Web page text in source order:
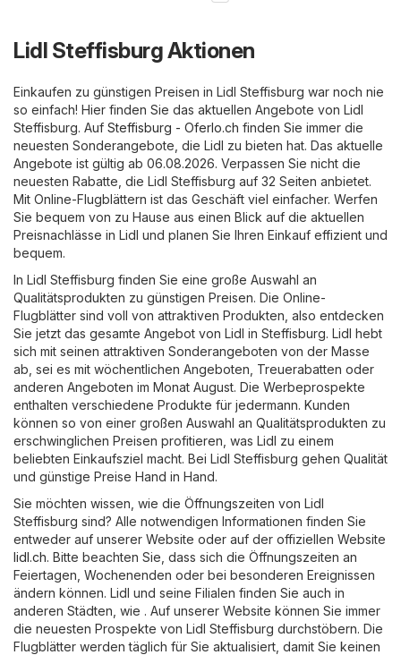
Lidl Steffisburg Aktionen
Einkaufen zu günstigen Preisen in Lidl Steffisburg war noch nie
so einfach! Hier finden Sie das aktuellen Angebote von Lidl
Steffisburg. Auf Steffisburg - Oferlo.ch finden Sie immer die
neuesten Sonderangebote, die Lidl zu bieten hat. Das aktuelle
Angebote ist gültig ab 06.08.2026. Verpassen Sie nicht die
neuesten Rabatte, die Lidl Steffisburg auf 32 Seiten anbietet.
Mit Online-Flugblättern ist das Geschäft viel einfacher. Werfen
Sie bequem von zu Hause aus einen Blick auf die aktuellen
Preisnachlässe in Lidl und planen Sie Ihren Einkauf effizient und
bequem.
In Lidl Steffisburg finden Sie eine große Auswahl an
Qualitätsprodukten zu günstigen Preisen. Die Online-
Flugblätter sind voll von attraktiven Produkten, also entdecken
Sie jetzt das gesamte Angebot von Lidl in Steffisburg. Lidl hebt
sich mit seinen attraktiven Sonderangeboten von der Masse
ab, sei es mit wöchentlichen Angeboten, Treuerabatten oder
anderen Angeboten im Monat August. Die Werbeprospekte
enthalten verschiedene Produkte für jedermann. Kunden
können so von einer großen Auswahl an Qualitätsprodukten zu
erschwinglichen Preisen profitieren, was Lidl zu einem
beliebten Einkaufsziel macht. Bei Lidl Steffisburg gehen Qualität
und günstige Preise Hand in Hand.
Sie möchten wissen, wie die Öffnungszeiten von Lidl
Steffisburg sind? Alle notwendigen Informationen finden Sie
entweder auf unserer Website oder auf der offiziellen Website
lidl.ch. Bitte beachten Sie, dass sich die Öffnungszeiten an
Feiertagen, Wochenenden oder bei besonderen Ereignissen
ändern können. Lidl und seine Filialen finden Sie auch in
anderen Städten, wie . Auf unserer Website können Sie immer
die neuesten Prospekte von Lidl Steffisburg durchstöbern. Die
Flugblätter werden täglich für Sie aktualisiert, damit Sie keinen